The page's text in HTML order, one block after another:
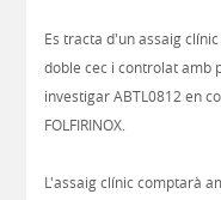
Es tracta d'un assaig
doble cec i controlat amb
investigar ABTL0812 en
FOLFIRINOX.
L'assaig clínic comptarà